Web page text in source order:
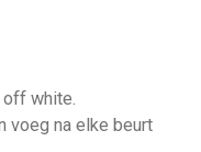
off white.
voeg na elke beurt